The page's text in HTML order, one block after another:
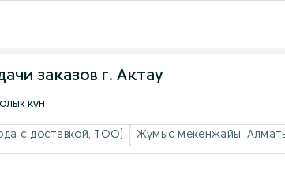
заказов г. Актау
күн
с доставкой, ТОО) Жұмыс мекенжайы: